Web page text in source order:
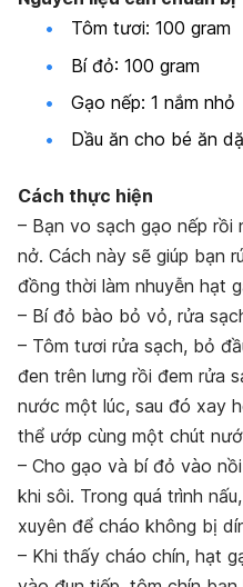
Tôm tươi: 100 gram
Bí đỏ: 100 gram
Gạo nếp: 1 nắm nhỏ
Dầu ăn cho bé ăn
Cách thực hiện
– Bạn vo sạch gạo nếp
nở. Cách này sẽ giúp bạn
đồng thời làm nhuyễn hạt
– Bí đỏ bào bỏ vỏ, rửa
– Tôm tươi rửa sạch, bỏ
đen trên lưng rồi đem rửa
nước một lúc, sau đó xay
thể ướp cùng một chút
– Cho gạo và bí đỏ vào
khi sôi. Trong quá trình
xuyên để cháo không bị
– Khi thấy cháo chín, hạt